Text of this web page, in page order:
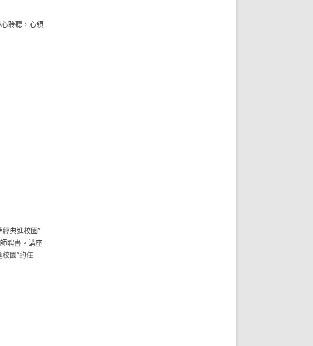
聆聽，心領
典進校園”
聘書。講座
園”的任